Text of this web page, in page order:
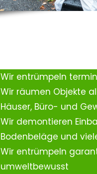
Wir entrümpeln
Wir räumen Objekte
Häuser, Büro- und
Wir demontieren
Bodenbeläge und
Wir entrümpeln
umweltbewusst